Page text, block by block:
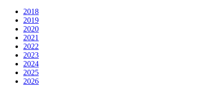
2018
2019
2020
2021
2022
2023
2024
2025
2026